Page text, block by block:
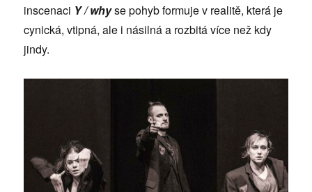
inscenaci Y / whyse pohyb formuje v realitě, která je
cynická, vtipná, ale i násilná a rozbitá více než kdy
jindy.